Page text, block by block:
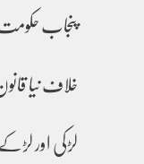
پنجاب
خلاف نیا